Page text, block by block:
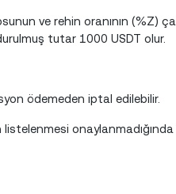
ve rehin oranının (%Z)
tutar 1000 USDT olur.
ödemeden iptal edilebilir.